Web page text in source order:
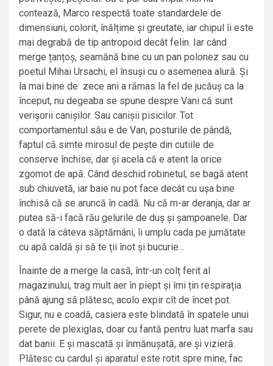
contează, Marco respectă toate standardele de
dimensiuni, colorit, înălțime și greutate, iar chipul îi este
mai degrabă de tip antropoid decât felin. Iar când
merge țanțoș, seamănă bine cu un pan polonez sau cu
poetul Mihai Ursachi, el însuși cu o asemenea alură. Și
la mai bine de zece ani a rămas la fel de jucăuș ca la
început, nu degeaba se spune despre Vani că sunt
verișorii canișilor. Sau canișii pisicilor. Tot
comportamentul său e de Van, posturile de pândă,
faptul că simte mirosul de pește din cutiile de
conserve închise, dar și acela că e atent la orice
zgomot de apă. Când deschid robinetul, se bagă atent
sub chiuvetă, iar baie nu pot face decât cu ușa bine
închisă că se aruncă în cadă. Nu că m-ar deranja, dar ar
putea să-i facă rău gelurile de duș și șampoanele. Dar
o dată la câteva săptămâni, îi umplu cada pe jumătate
cu apă caldă și să te ții înot și bucurie…
Înainte de a merge la casă, într-un colț ferit al
magazinului, trag mult aer în piept și îmi țin respirația
până ajung să plătesc, acolo expir cît de încet pot.
Sigur, nu e coadă, casiera este blindată în spatele unui
perete de plexiglas, doar cu fantă pentru luat marfa sau
dat banii. E și mascată și înmănușată, are și vizieră.
Plătesc cu cardul și aparatul este rotit spre mine, fac